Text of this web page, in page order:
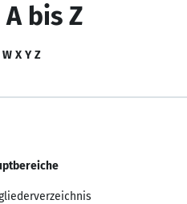
bis Z
W X Y Z